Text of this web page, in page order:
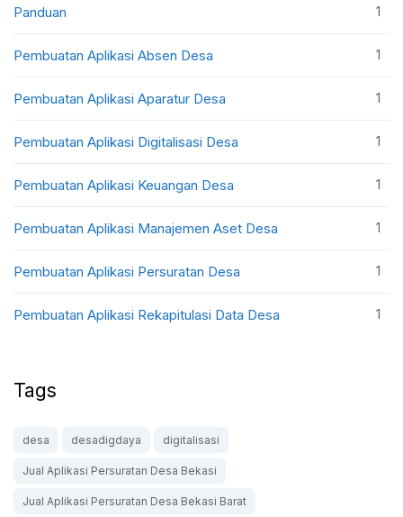
Panduan 1
Pembuatan Aplikasi Absen Desa 1
Pembuatan Aplikasi Aparatur Desa 1
Pembuatan Aplikasi Digitalisasi Desa 1
Pembuatan Aplikasi Keuangan Desa 1
Pembuatan Aplikasi Manajemen Aset Desa 1
Pembuatan Aplikasi Persuratan Desa 1
Pembuatan Aplikasi Rekapitulasi Data Desa 1
Tags
desa desadigdaya digitalisasi
Jual Aplikasi Persuratan Desa Bekasi
Jual Aplikasi Persuratan Desa Bekasi Barat